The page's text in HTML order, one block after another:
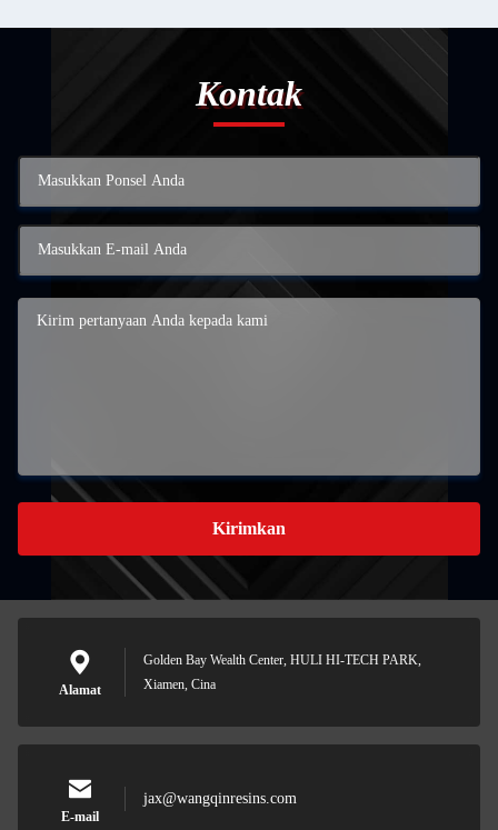
Kontak
Kirimkan
Alamat
Golden Bay Wealth Center, HULI HI-TECH PARK,
Xiamen, Cina
E-mail
jax@wangqinresins.com